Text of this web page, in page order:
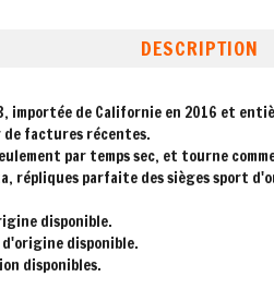
DESCRIPTION
importée de Californie en 2016 et
de factures récentes.
par temps sec, et tourne
répliques parfaite des sièges sport
disponible.
disponible.
disponibles.